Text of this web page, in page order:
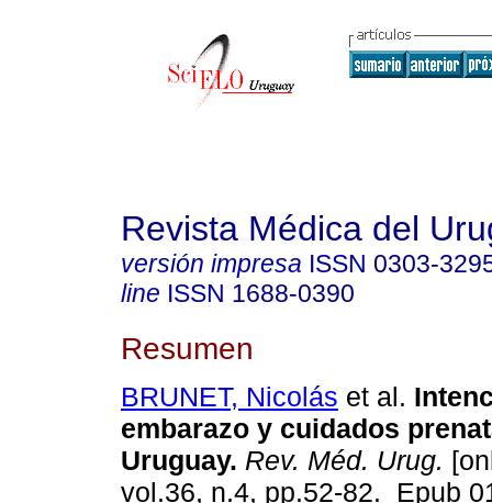
Revista Médica del
versión impresa ISSN 0303-
line ISSN 1688-0390
Resumen
BRUNET, Nicolás et al.
embarazo y cuidados
Uruguay. Rev. Méd. Urug.
vol.36, n.4, pp.52-82. Epub